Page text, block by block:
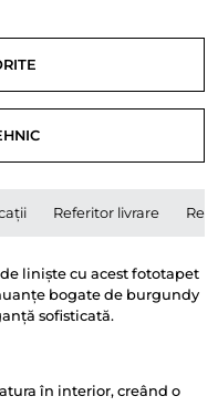
Referitor livrare
liniște cu acest fototapet
bogate de burgundy
sofisticată.
în interior, creând o